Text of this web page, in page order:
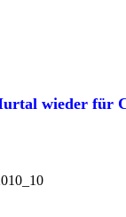
wieder für